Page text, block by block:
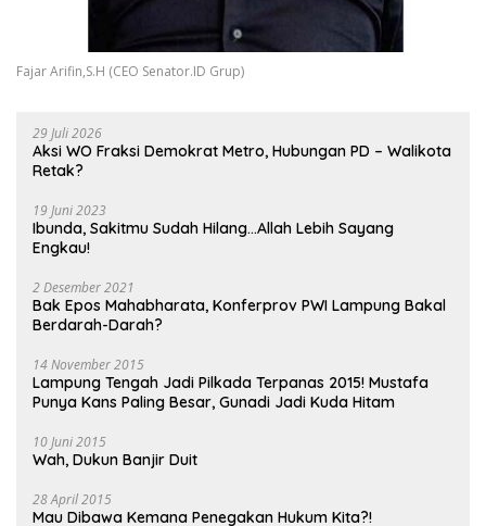
Fajar Arifin,S.H (CEO Senator.ID Grup)
29 Juli 2026
Aksi WO Fraksi Demokrat Metro, Hubungan PD – Walikota
Retak?
19 Juni 2023
Ibunda, Sakitmu Sudah Hilang…Allah Lebih Sayang
Engkau!
2 Desember 2021
Bak Epos Mahabharata, Konferprov PWI Lampung Bakal
Berdarah-Darah?
14 November 2015
Lampung Tengah Jadi Pilkada Terpanas 2015! Mustafa
Punya Kans Paling Besar, Gunadi Jadi Kuda Hitam
10 Juni 2015
Wah, Dukun Banjir Duit
28 April 2015
Mau Dibawa Kemana Penegakan Hukum Kita?!